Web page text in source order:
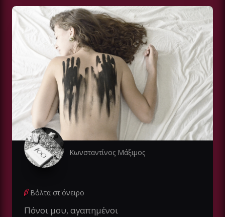
Κωνσταντίνος Μάξιμος
Βόλτα στ'όνειρο
Πόνοι μου, αγαπημένοι